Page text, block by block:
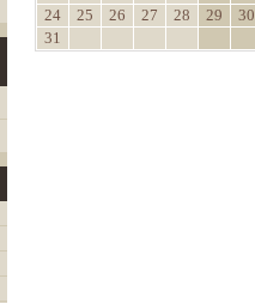
24
25 26 27 28 29
30
31